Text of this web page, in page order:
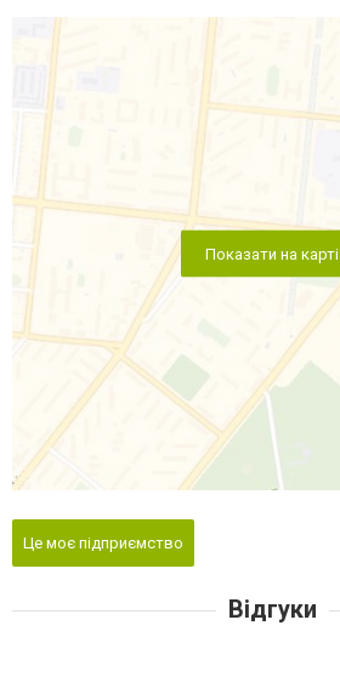
Показати на карті
Це моє підприємство
Відгуки